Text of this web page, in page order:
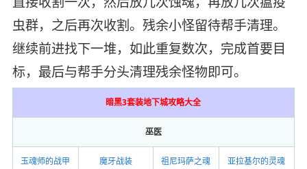
虫群，之后再次收割。残余小怪留待帮手清理。
继续前进找下一堆，如此重复数次，完成首要目
标，最后与帮手分头清理残余怪物即可。
暗黑3套装地下城攻略大全
巫医
玉魂师的战甲 魔牙战装 祖尼玛萨之魂 亚拉基尔的灵魂